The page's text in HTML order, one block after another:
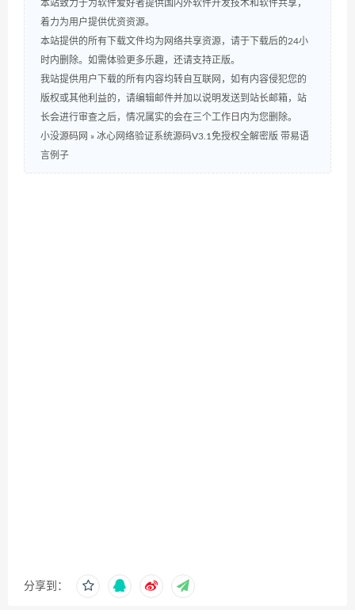
本站致力于为软件爱好者提供国内外软件开发技术和软件共享，
着力为用户提供优资资源。
本站提供的所有下载文件均为网络共享资源，请于下载后的24小
时内删除。如需体验更多乐趣，还请支持正版。
我站提供用户下载的所有内容均转自互联网，如有内容侵犯您的
版权或其他利益的，请编辑邮件并加以说明发送到站长邮箱，站
长会进行审查之后，情况属实的会在三个工作日内为您删除。
小没源码网 » 冰心网络验证系统源码V3.1免授权全解密版 带易语
言例子
分享到：